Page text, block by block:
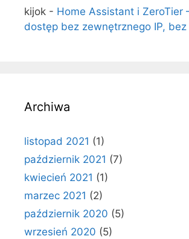
kijok - Home Assistant i ZeroTier
dostęp bez zewnętrznego IP,
Archiwa
listopad 2021 (1)
październik 2021 (7)
kwiecień 2021 (1)
marzec 2021 (2)
październik 2020 (5)
wrzesień 2020 (5)